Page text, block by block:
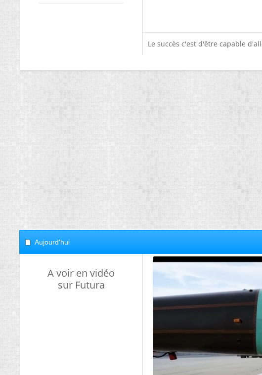
Le succès c'est d'être capable
Aujourd'hui
A voir en vidéo
sur Futura